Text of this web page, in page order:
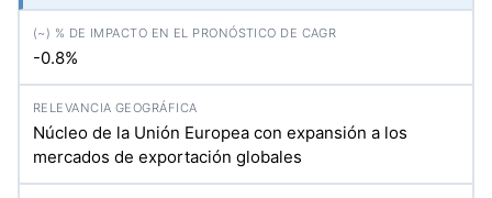
-0.8%
Núcleo de la Unión Europea con expansión a los
mercados de exportación globales